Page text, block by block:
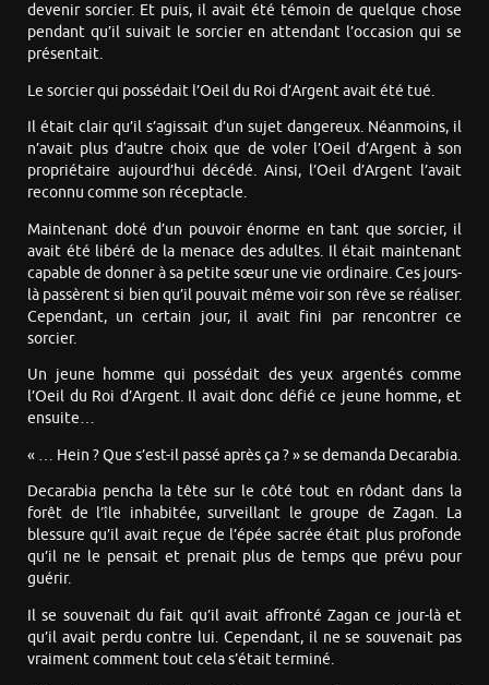
devenir sorcier. Et puis, il avait été témoin de quelque chose
pendant qu’il suivait le sorcier en attendant l’occasion qui se
présentait.
Le sorcier qui possédait l’Oeil du Roi d’Argent avait été tué.
Il était clair qu’il s’agissait d’un sujet dangereux. Néanmoins, il
n’avait plus d’autre choix que de voler l’Oeil d’Argent à son
propriétaire aujourd’hui décédé. Ainsi, l’Oeil d’Argent l’avait
reconnu comme son réceptacle.
Maintenant doté d’un pouvoir énorme en tant que sorcier, il
avait été libéré de la menace des adultes. Il était maintenant
capable de donner à sa petite sœur une vie ordinaire. Ces jours-
là passèrent si bien qu’il pouvait même voir son rêve se réaliser.
Cependant, un certain jour, il avait fini par rencontrer ce
sorcier.
Un jeune homme qui possédait des yeux argentés comme
l’Oeil du Roi d’Argent. Il avait donc défié ce jeune homme, et
ensuite…
« … Hein ? Que s’est-il passé après ça ? » se demanda Decarabia.
Decarabia pencha la tête sur le côté tout en rôdant dans la
forêt de l’île inhabitée, surveillant le groupe de Zagan. La
blessure qu’il avait reçue de l’épée sacrée était plus profonde
qu’il ne le pensait et prenait plus de temps que prévu pour
guérir.
Il se souvenait du fait qu’il avait affronté Zagan ce jour-là et
qu’il avait perdu contre lui. Cependant, il ne se souvenait pas
vraiment comment tout cela s’était terminé.